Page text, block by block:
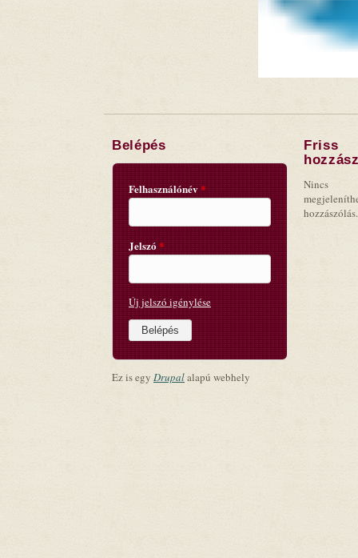
Belépés
Felhasználónév*
Jelszó*
Új jelszó igénylése
Friss
Nincs
hozzászólás.
Ez is egy Drupalalapú webhely